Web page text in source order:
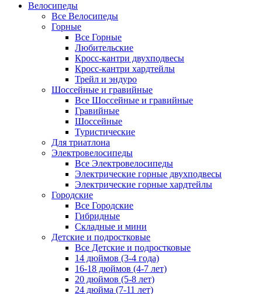
Велосипеды
Все Велосипеды
Горные
Все Горные
Любительские
Кросс-кантри двухподвесы
Кросс-кантри хардтейлы
Трейл и эндуро
Шоссейные и гравийные
Все Шоссейные и гравийные
Гравийные
Шоссейные
Туристические
Для триатлона
Электровелосипеды
Все Электровелосипеды
Электрические горные двухподвесы
Электрические горные хардтейлы
Городские
Все Городские
Гибридные
Складные и мини
Детские и подростковые
Все Детские и подростковые
14 дюймов (3-4 года)
16-18 дюймов (4-7 лет)
20 дюймов (5-8 лет)
24 дюйма (7-11 лет)